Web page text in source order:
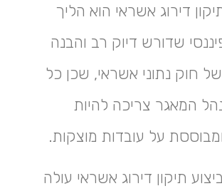
דירוג אשראי הוא הליך
שדורש דיוק רב והבנה
חוק נתוני אשראי, שכן כל
המאגר צריכה להיות
על עובדות מוצקות.
תיקון דירוג אשראי עולה